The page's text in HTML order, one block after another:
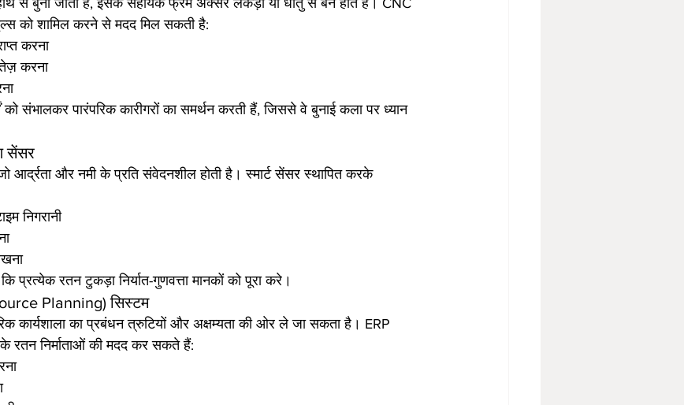
से बुना जाता है, इसके सहायक फ्रेम अक्सर लकड़ी या धातु से बने होते हैं। CNC
को शामिल करने से मदद मिल सकती है:
करना
करना
को संभालकर पारंपरिक कारीगरों का समर्थन करती हैं, जिससे वे बुनाई कला पर ध्यान
सेंसर
आर्द्रता और नमी के प्रति संवेदनशील होती है। स्मार्ट सेंसर स्थापित करके
निगरानी
प्रत्येक रतन टुकड़ा निर्यात-गुणवत्ता मानकों को पूरा करे।
Planning) सिस्टम
कार्यशाला का प्रबंधन त्रुटियों और अक्षम्यता की ओर ले जा सकता है। ERP
रतन निर्माताओं की मदद कर सकते हैं: